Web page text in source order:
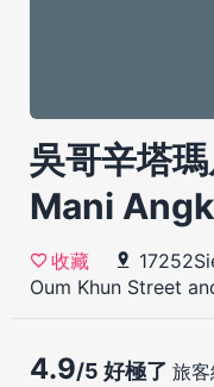
吳哥辛塔
Mani
收藏
Oum Khun Street
4.9/5 好極了 旅